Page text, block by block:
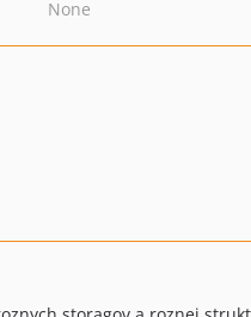
None